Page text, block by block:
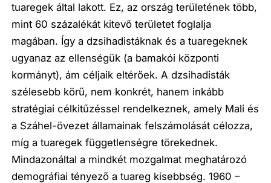
tuaregek által lakott. Ez, az ország területének több,
mint 60 százalékát kitevő területet foglalja
magában. Így a dzsihadistáknak és a tuaregeknek
ugyanaz az ellenségük (a bamakói központi
kormányt), ám céljaik eltérőek. A dzsihadisták
szélesebb körű, nem konkrét, hanem inkább
stratégiai célkitűzéssel rendelkeznek, amely Mali és
a Száhel-övezet államainak felszámolását célozza,
míg a tuaregek függetlenségre törekednek.
Mindazonáltal a mindkét mozgalmat meghatározó
demográfiai tényező a tuareg kisebbség. 1960 –